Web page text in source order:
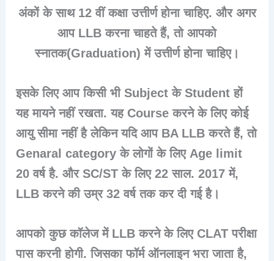
अंकों के साथ 12 वीं कक्षा उत्तीर्ण होना चाहिए. और अगर
आप LLB करना चाहते हैं, तो आपको
स्नातक(Graduation) में उत्तीर्ण होना चाहिए।
इसके लिए आप किसी भी Subject के Student हों
यह मायने नहीं रखता. यह Course करने के लिए कोई
आयु सीमा नहीं है लेकिन यदि आप BA LLB करते हैं, तो
Genaral category के लोगों के लिए Age limit
20 वर्ष है. और SC/ST के लिए 22 साल. 2017 में,
LLB करने की उम्र 32 वर्ष तक कर दी गई है।
आपको कुछ कॉलेज में LLB करने के लिए CLAT परीक्षा
पास करनी होगी. जिसका फॉर्म ऑनलाइन भरा जाता है,